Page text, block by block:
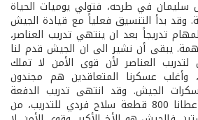
سليمان في طرحه، فتولي يوميات الحياة
وقد بدأ التنسيق فعلياً مع قيادة الجيش
تدريجاً بعد ان ينتهي تدريب العناصر،
يبقى أن نشير الى ان الجيش قدم لنا
لتدريب العناصر لأن قوى الأمن لا تملك
وأغلب عسكرنا المتعاقدين هم مجندون
الجيش. وقد انتهى تدريب الدفعة
الأولى علماً ان الجيش أعطانا 800 قطعة سلاح فردي للتدريب، من